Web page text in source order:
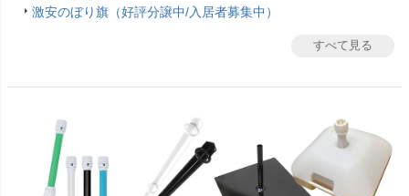
激安のぼり旗（好評分譲中/入居者募集中）
すべて見る